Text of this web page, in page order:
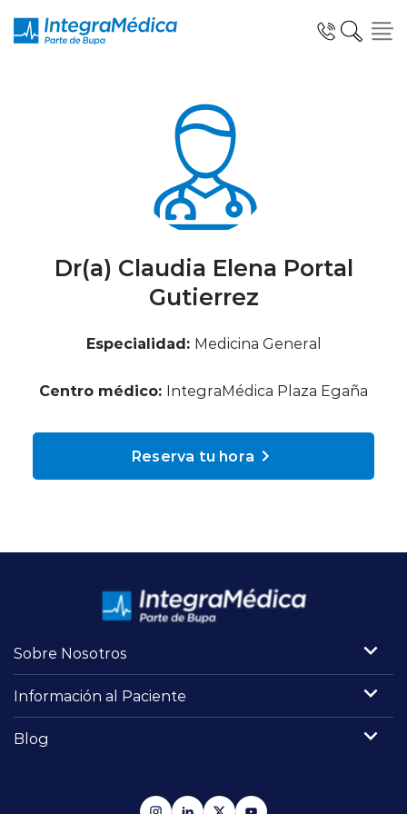
Especialidades y Servicios
Telemedicina Blua
Clínicas Dentales
Reserva de Horas
Mi Portal Bupa
Dr(a) Claudia Elena Portal
Gutierrez
Especialidad: Medicina General
Centro médico: IntegraMédica Plaza Egaña
Reserva tu hora
Sobre Nosotros
Información al Paciente
Blog